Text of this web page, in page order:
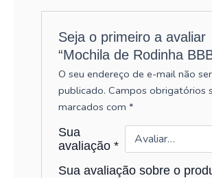
Seja o primeiro a avaliar
“Mochila de Rodinha
O seu endereço de e-mail não
publicado. Campos obrigatórios
marcados com*
Sua
avaliação*
Sua avaliação sobre o